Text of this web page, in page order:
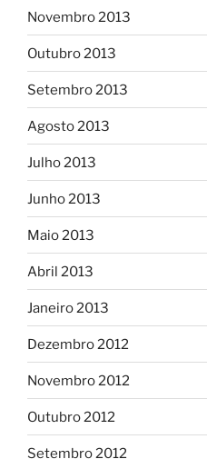
Novembro 2013
Outubro 2013
Setembro 2013
Agosto 2013
Julho 2013
Junho 2013
Maio 2013
Abril 2013
Janeiro 2013
Dezembro 2012
Novembro 2012
Outubro 2012
Setembro 2012